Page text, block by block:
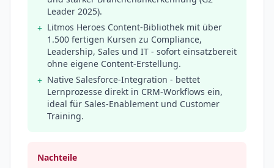
Leader 2025).
+ Litmos Heroes Content-Bibliothek mit über
1.500 fertigen Kursen zu Compliance,
Leadership, Sales und IT - sofort einsatzbereit
ohne eigene Content-Erstellung.
+ Native Salesforce-Integration - bettet
Lernprozesse direkt in CRM-Workflows ein,
ideal für Sales-Enablement und Customer
Training.
Nachteile